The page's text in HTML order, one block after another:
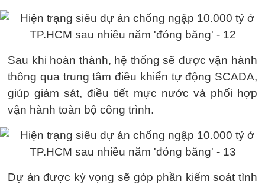
Sau khi hoàn thành, hệ thống sẽ được vận hành
thông qua trung tâm điều khiển tự động SCADA,
giúp giám sát, điều tiết mực nước và phối hợp
vận hành toàn bộ công trình.
Dự án được kỳ vọng sẽ góp phần kiểm soát tình